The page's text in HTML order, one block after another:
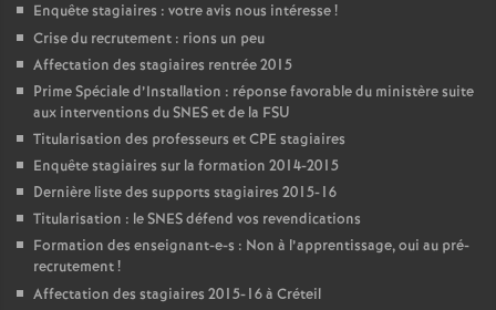
Enquête stagiaires : votre avis nous intéresse!
Crise du recrutement : rions un peu
Affectation des stagiaires rentrée 2015
Prime Spéciale d’Installation : réponse favorable du ministère suite
aux interventions duSNESet de la FSU
Titularisation des professeurs etCPE stagiaires
Enquête stagiaires sur la formation 2014-2015
Dernière liste des supports stagiaires 2015-16
Titularisation : leSNESdéfend vos revendications
Formation des enseignant-e-s : Non à l’apprentissage, oui au pré-
recrutement!
Affectation des stagiaires 2015-16 à Créteil